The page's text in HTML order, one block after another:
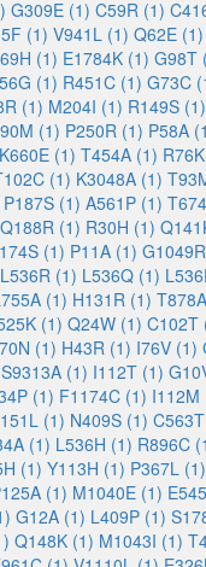
G309E (1) C59R (1)
(1) V941L (1) Q62E (1)
(1) E1784K (1) G98T
(1) R451C (1) G73C
(1) M204I (1) R149S (1)
(1) P250R (1) P58A
K660E (1) T454A (1)
(1) K3048A (1)
P187S (1) A561P (1)
Q188R (1) R30H (1)
(1) P11A (1)
L536R (1) L536Q (1)
(1) H131R (1)
(1) Q24W (1) C102T
(1) H43R (1) I76V (1)
S9313A (1) I112T (1)
(1) F1174C (1) I112M
(1) N409S (1)
(1) L536H (1) R896C
(1) Y113H (1) P367L (1)
(1) M1040E (1)
G12A (1) L409P (1)
Q148K (1) M1043I (1)